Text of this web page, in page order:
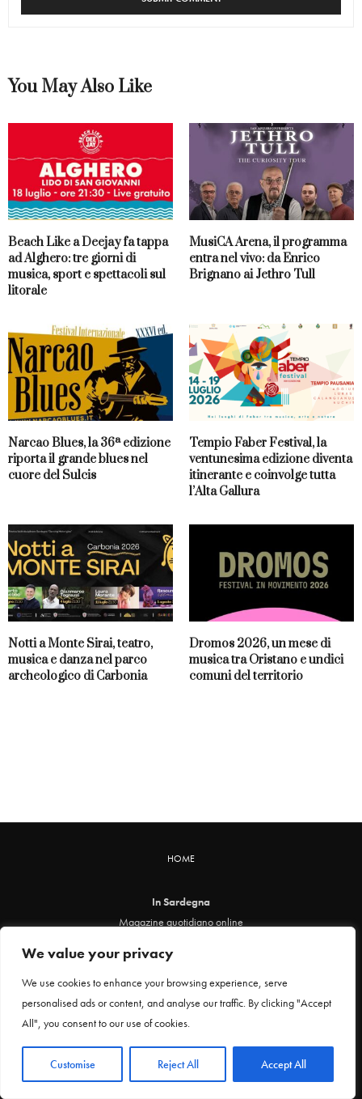
We value your privacy
We use cookies to enhance your browsing experience, serve
personalised ads or content, and analyse our traffic. By clicking "Accept
All", you consent to our use of cookies.
Customise Reject All Accept All
You May Also Like
Beach Like a Deejay fa tappa
ad Alghero: tre giorni di
musica, sport e spettacoli sul
litorale
MusiCA Arena, il programma
entra nel vivo: da Enrico
Brignano ai Jethro Tull
Narcao Blues, la 36ª edizione
riporta il grande blues nel
cuore del Sulcis
Tempio Faber Festival, la
ventunesima edizione diventa
itinerante e coinvolge tutta
l’Alta Gallura
Notti a Monte Sirai, teatro,
musica e danza nel parco
archeologico di Carbonia
Dromos 2026, un mese di
musica tra Oristano e undici
comuni del territorio
HOME
In Sardegna
Magazine quotidiano online
Direttore responsabile ed editore: Claudia Marin
Piazza Santa Chiara, 49 - 00186 - Roma
P.IVA 12912621005
Testata online registrata al Tribunale di Roma al n. 29 del 24 febbraio 2021
Privacy Policy